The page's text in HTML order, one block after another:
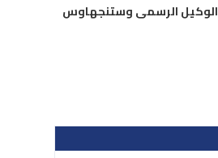
الوكيل الرسمى وستنجهاوس